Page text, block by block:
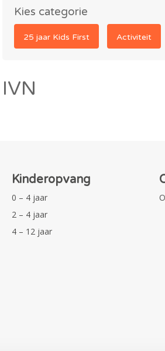
Kies categorie
25 jaar Kids First Activiteit
IVN
Kinderopvang
0 – 4 jaar
2 – 4 jaar
4 – 12 jaar